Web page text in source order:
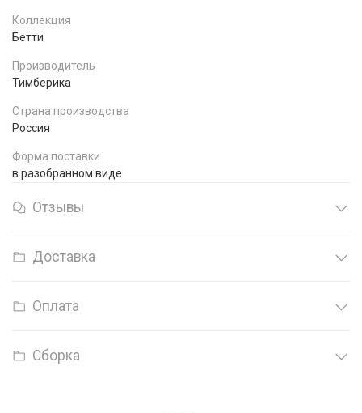
Коллекция
Бетти
Производитель
Тимберика
Страна производства
Россия
Форма поставки
в разобранном виде
Отзывы
Доставка
Оплата
Сборка